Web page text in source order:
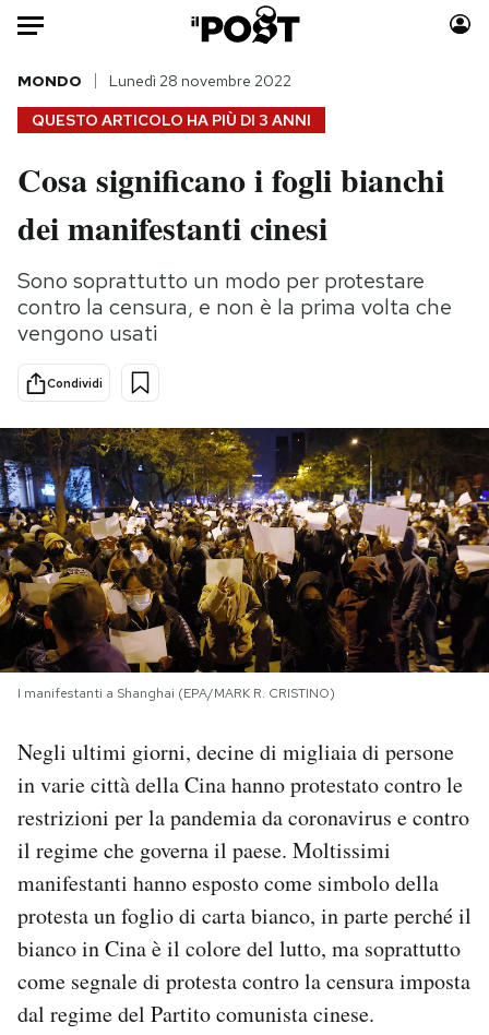
Auto
HOME
Italia
Politica
Tecnologia
Internet
Scienza
Cultura
Economia
Sport
Moda
Consumismi
Storie/Idee
Ok Boomer!
Mondiali calcio 2026
PODCAST
NEWSLETTER
I MIEI PREFERITI
SHOP
CALENDARIO
AREA PERSONALE
Area Personale
Notifiche mobile
Regala il Post
QUESTO ARTICOLO HA PIÙ DI 3 ANNI
MONDO Lunedì 28 novembre 2022
Cosa significano i fogli bianchi
dei manifestanti cinesi
Sono soprattutto un modo per protestare
contro la censura, e non è la prima volta che
vengono usati
Condividi
I manifestanti a Shanghai (EPA/MARK R. CRISTINO)
Negli ultimi giorni, decine di migliaia di persone
in varie città della Cina hanno protestato contro le
restrizioni per la pandemia da coronavirus e contro
il regime che governa il paese. Moltissimi
manifestanti hanno esposto come simbolo della
protesta un foglio di carta bianco, in parte perché il
bianco in Cina è il colore del lutto, ma soprattutto
come segnale di protesta contro la censura imposta
dal regime del Partito comunista cinese.